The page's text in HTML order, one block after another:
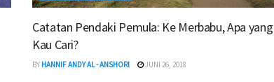
Catatan Pendaki Pemula: Ke Merbabu, Apa yang
Kau Cari?
BY HANNIF ANDY AL - ANSHORI JUNI 26, 2018